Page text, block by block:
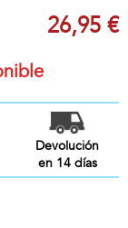
26,95 €
Devolución
en 14 días